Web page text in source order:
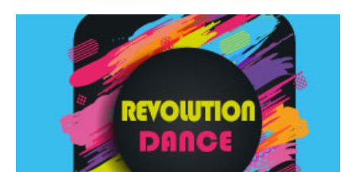
Revolution Dance
Rassegna di danza contemporanea – I Edizione